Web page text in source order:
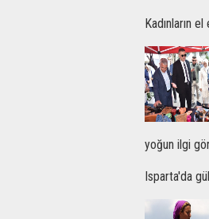
Kadınların
yoğun ilgi
Isparta'da